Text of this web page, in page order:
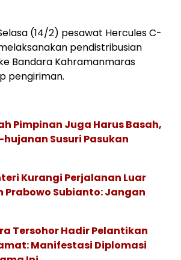
(14/2) pesawat Hercules C-
pendistribusian
Bandara Kahramanmaras
pengiriman.
Pimpinan Juga Harus Basah,
Susuri Pasukan
Kurangi Perjalanan Luar
Prabowo Subianto: Jangan
Tersohor Hadir Pelantikan
Manifestasi Diplomasi